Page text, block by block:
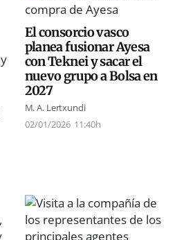
El consorcio vasco
planea fusionar Ayesa
con Teknei y sacar el
nuevo grupo a Bolsa en
2027
M. A. Lertxundi
02/01/2026 11:40h